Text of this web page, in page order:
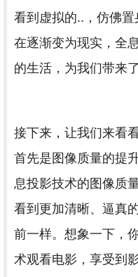
看到虚拟的..，仿佛
在逐渐变为现实，全
的生活，为我们带来
接下来，让我们来看
首先是图像质量的提
息投影技术的图像质
看到更加清晰、逼真
前一样。想象一下，
术观看电影，享受到